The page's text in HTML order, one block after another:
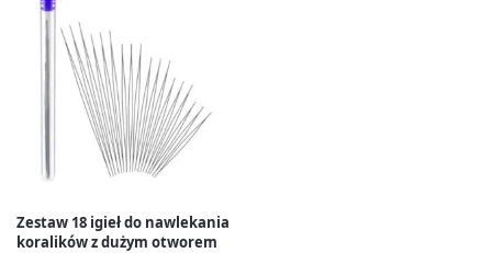
Zestaw 18 igieł do nawlekania
koralików z dużym otworem